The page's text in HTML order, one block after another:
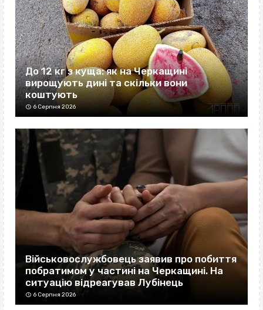
До 12 кг з куща: як на Черкащині
вирощують дині та скільки вони
коштують
6 Серпня 2026
Військовослужбовець заявив про побиття
побратимом у частині на Черкащині. На
ситуацію відреагував Лубінець
6 Серпня 2026